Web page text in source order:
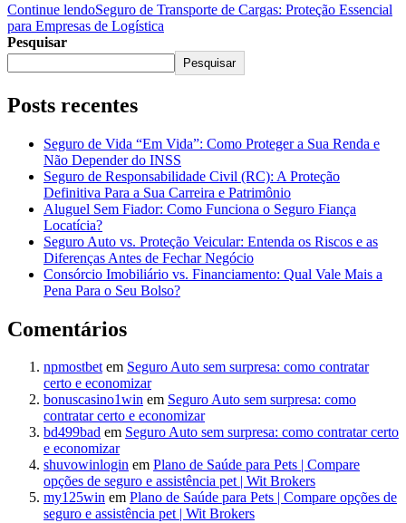
Continue lendoSeguro de Transporte de Cargas: Proteção Essencial
para Empresas de Logística
Pesquisar
Pesquisar
Posts recentes
Seguro de Vida “Em Vida”: Como Proteger a Sua Renda e
Não Depender do INSS
Seguro de Responsabilidade Civil (RC): A Proteção
Definitiva Para a Sua Carreira e Patrimônio
Aluguel Sem Fiador: Como Funciona o Seguro Fiança
Locatícia?
Seguro Auto vs. Proteção Veicular: Entenda os Riscos e as
Diferenças Antes de Fechar Negócio
Consórcio Imobiliário vs. Financiamento: Qual Vale Mais a
Pena Para o Seu Bolso?
Comentários
npmostbetem Seguro Auto sem surpresa: como contratar
certo e economizar
bonuscasino1win em Seguro Auto sem surpresa: como
contratar certo e economizar
bd499bad em Seguro Auto sem surpresa: como contratar certo
e economizar
shuvowinlogin em Plano de Saúde para Pets | Compare
opções de seguro e assistência pet | Wit Brokers
my125win em Plano de Saúde para Pets | Compare opções de
seguro e assistência pet | Wit Brokers